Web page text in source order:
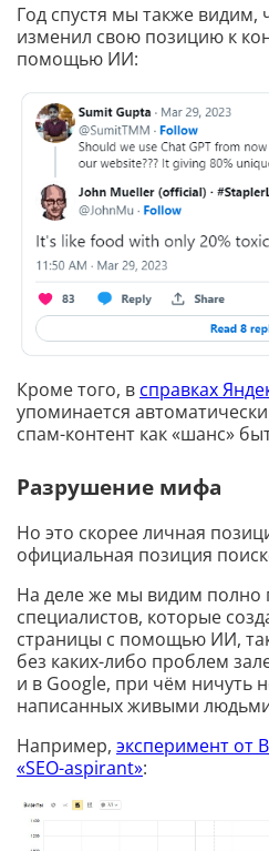
Год спустя мы также
изменил свою позицию к
помощью ИИ:
Кроме того, в справках
упоминается
спам-контент как «шанс»
Разрушение мифа
Но это скорее личная
официальная позиция
На деле же мы видим полно
специалистов, которые
страницы с помощью ИИ,
без каких-либо проблем
и в Google, при чём ничуть
написанных живыми
Например, эксперимент от
«SEO-aspirant»: